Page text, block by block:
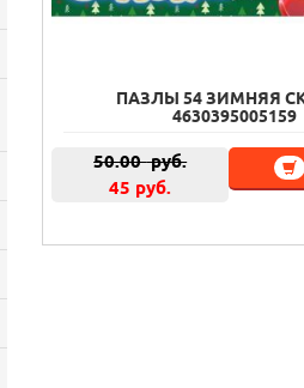
ПАЗЛЫ 54 ЗИМНЯЯ
4630395005159
50.00руб.
45 руб.